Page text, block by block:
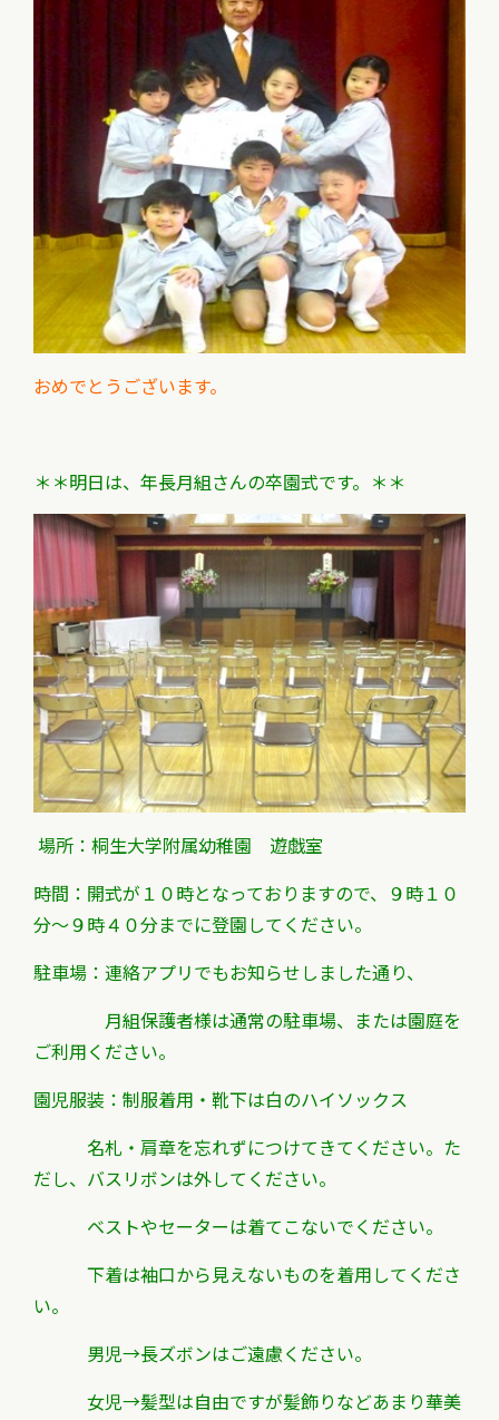
おめでとうございます。
＊＊明日は、年長月組さんの卒園式です。 ＊＊
場所：桐生大学附属幼稚園 遊戯室
時間：開式が１０時となっておりますので、９時１０
分～９時４０分までに登園してください。
駐車場：連絡アプリでもお知らせしました通り、
月組保護者様は通常の駐車場、または園庭を
ご利用ください。
園児服装：制服着用・靴下は白のハイソックス
名札・肩章を忘れずにつけてきてください。た
だし、バスリボンは外してください。
ベストやセーターは着てこないでください。
下着は袖口から見えないものを着用してくださ
い。
男児→長ズボンはご遠慮ください。
女児→髪型は自由ですが髪飾りなどあまり華美